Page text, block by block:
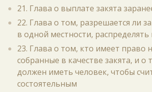
21. Глава о выплате закята
22. Глава о том, разрешается ли
в одной местности, распределять
23. Глава о том, кто имеет право
собранные в качестве закята, и о
должен иметь человек, чтобы
состоятельным